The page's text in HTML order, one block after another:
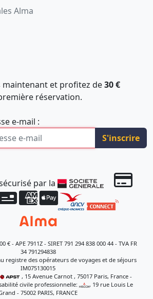
Alma
maintenant et profitez de30 €
réservation.
e-mail :
S'inscrire
par la
€ - APE 7911Z - SIRET 791 294 838 000 44 - TVA FR
34 791294838
registre des opérateurs de voyages et de séjours
IM075130015
, 15 Avenue Carnot , 75017 Paris, France -
civile professionnelle:
, 19 rue Louis Le
- 75002 PARIS, FRANCE